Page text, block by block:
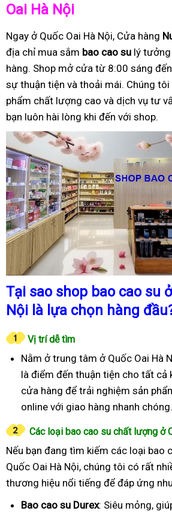
Oai Hà Nội
Ngay ở Quốc Oai Hà Nội, Cửa hàng
địa chỉ mua sắm bao cao su lý
hàng. Shop mở cửa từ 8:00 sáng
sự thuận tiện và thoải mái. Chúng
phẩm chất lượng cao và dịch vụ tư
bạn luôn hài lòng khi đến với shop.
Tại sao shop bao cao su
Nội là lựa chọn hàng
Vị trí dễ tìm
Nằm ở trung tâm ở Quốc Oai Hà
là điểm đến thuận tiện cho tất cả
cửa hàng để trải nghiệm sản
online với giao hàng nhanh chóng.
Các loại bao cao su chất lượng ở
Nếu bạn đang tìm kiếm các loại bao
Quốc Oai Hà Nội, chúng tôi có rất
thương hiệu nổi tiếng để đáp ứng
Bao cao su Durex: Siêu mỏng,